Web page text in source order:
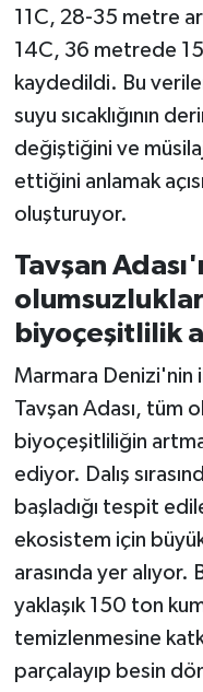
11C, 28-35 metre
14C, 36 metrede
kaydedildi. Bu
suyu sıcaklığının
değiştiğini ve
ettiğini anlamak
oluşturuyor.
Tavşan
biyoçeşitlilik
Marmara Denizi'nin
Tavşan Adası, tüm
biyoçeşitliliğin
ediyor. Dalış
başladığı tespit
ekosistem için
arasında yer alıyor.
yaklaşık 150 ton
temizlenmesine
parçalayıp besin